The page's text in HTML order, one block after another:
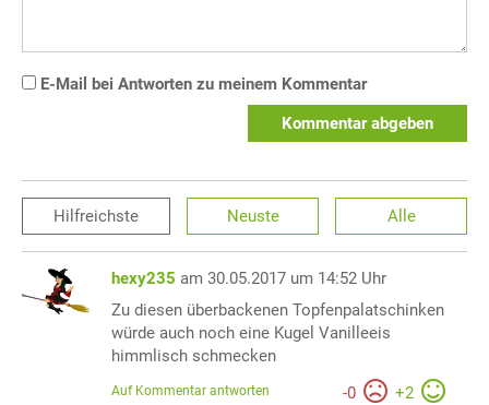
E-Mail bei Antworten zu meinem Kommentar
Kommentar abgeben
Hilfreichste Neuste Alle
hexy235 am 30.05.2017 um 14:52 Uhr
Zu diesen überbackenen Topfenpalatschinken
würde auch noch eine Kugel Vanilleeis
himmlisch schmecken
-0 +2
Auf Kommentar antworten